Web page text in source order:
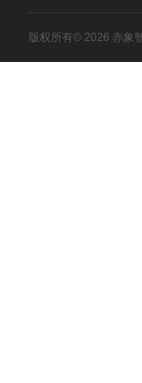
版权所有© 2026 赤象